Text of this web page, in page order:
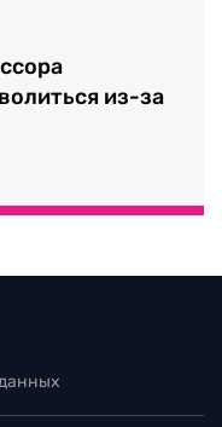
из-за